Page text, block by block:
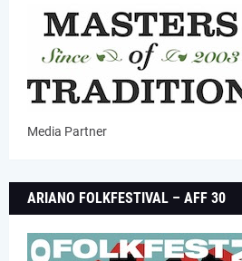
Media Partner
ARIANO FOLKFESTIVAL – AFF 30